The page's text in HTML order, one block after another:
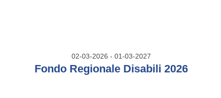
02-03-2026 - 01-03-2027
Fondo Regionale Disabili 2026